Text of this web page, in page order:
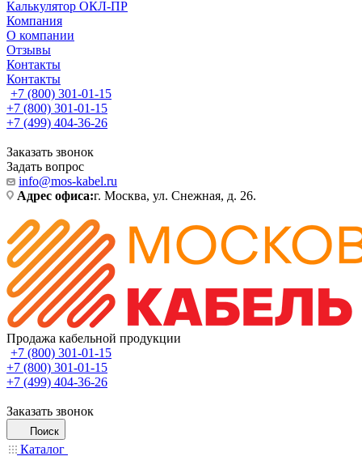
Калькулятор ОКЛ-ПР
Компания
О компании
Отзывы
Контакты
Контакты
+7 (800) 301-01-15
+7 (800) 301-01-15
+7 (499) 404-36-26
Заказать звонок
Задать вопрос
info@mos-kabel.ru
Адрес офиса:г. Москва, ул. Снежная, д. 26.
Продажа кабельной продукции
+7 (800) 301-01-15
+7 (800) 301-01-15
+7 (499) 404-36-26
Заказать звонок
Поиск
Каталог